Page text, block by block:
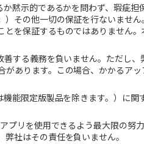
黙示的であるかを問わず、瑕疵担
その他一切の保証を行ないませ
を保証するものではありません
する義務を負いません。ただし
あります。この場合、かかるア
能限定版製品を除きます。）に関
プリを使用できるよう最大限の努
社はその責任を負いません。